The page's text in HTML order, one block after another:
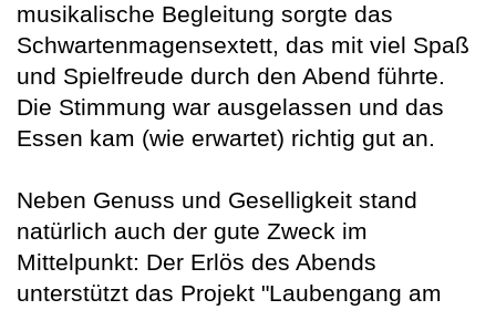
musikalische Begleitung sorgte das
Schwartenmagensextett, das mit viel Spaß
und Spielfreude durch den Abend führte.
Die Stimmung war ausgelassen und das
Essen kam (wie erwartet) richtig gut an.
Neben Genuss und Geselligkeit stand
natürlich auch der gute Zweck im
Mittelpunkt: Der Erlös des Abends
unterstützt das Projekt "Laubengang am